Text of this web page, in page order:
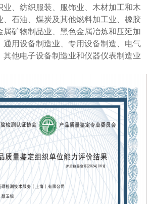
业、纺织服装、服饰业、木材加工和木
、石油、煤炭及其他燃料加工业、橡胶
属矿物制品业、黑色金属冶炼和压延加
通用设备制造业、专用设备制造、电气
其他电子设备制造业和仪器仪表制造业